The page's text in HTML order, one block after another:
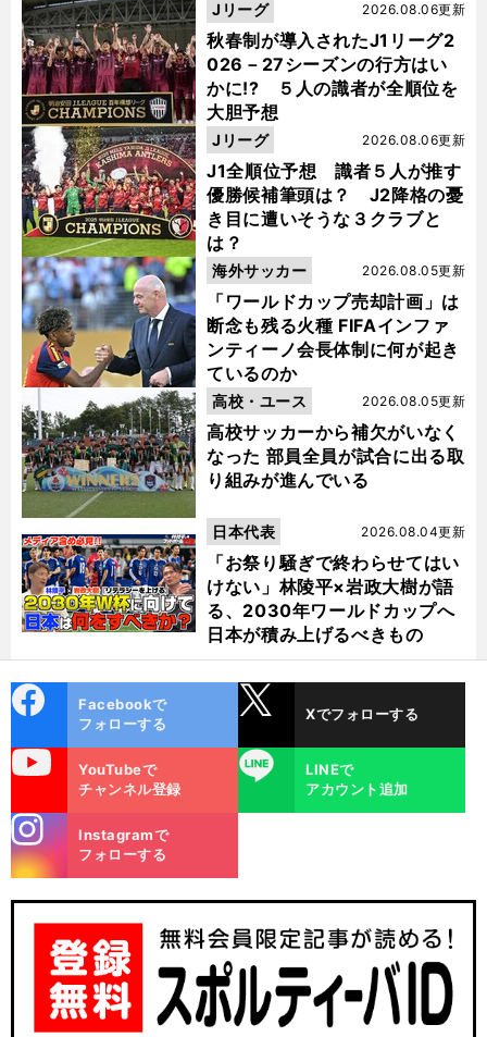
秋春制が導入されたJ1リーグ2
026－27シーズンの行方はい
かに!? ５人の識者が全順位を
大胆予想
2026.08.06更新
Jリーグ
J1全順位予想 識者５人が推す
優勝候補筆頭は？ J2降格の憂
き目に遭いそうな３クラブと
は？
2026.08.06更新
Jリーグ
「ワールドカップ売却計画」は
断念も残る火種 FIFAインファ
ンティーノ会長体制に何が起き
ているのか
2026.08.05更新
海外サッカー
高校サッカーから補欠がいなく
なった 部員全員が試合に出る取
り組みが進んでいる
2026.08.05更新
高校・ユース
「お祭り騒ぎで終わらせてはい
けない」林陵平×岩政大樹が語
る、2030年ワールドカップへ
日本が積み上げるべきもの
2026.08.04更新
日本代表
ok
Facebookで
フォローする
Xでフォローする
YouTubeで
チャンネル登録
LINE
LINEで
アカウント追加
m
Instagramで
フォローする